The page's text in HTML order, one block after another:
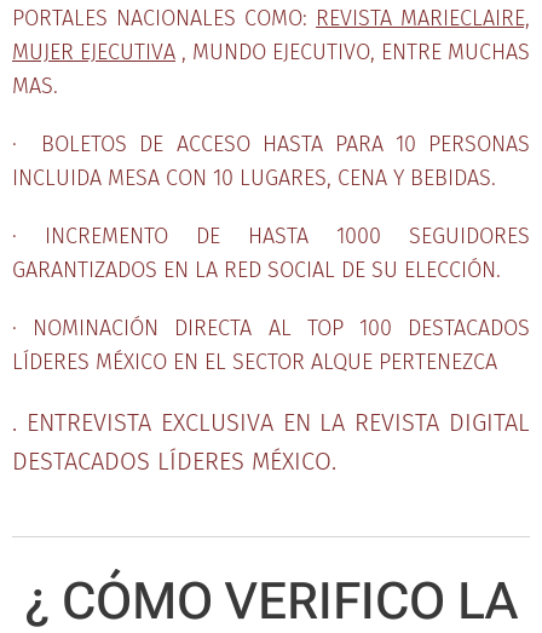
PORTALES NACIONALES COMO: REVISTA MARIECLAIRE,
MUJER EJECUTIVA , MUNDO EJECUTIVO, ENTRE MUCHAS
MAS.
· BOLETOS DE ACCESO HASTA PARA 10 PERSONAS
INCLUIDA MESA CON 10 LUGARES, CENA Y BEBIDAS.
· INCREMENTO DE HASTA 1000 SEGUIDORES
GARANTIZADOS EN LA RED SOCIAL DE SU ELECCIÓN.
· NOMINACIÓN DIRECTA AL TOP 100 DESTACADOS
LÍDERES MÉXICO EN EL SECTOR ALQUE PERTENEZCA
. ENTREVISTA EXCLUSIVA EN LA REVISTA DIGITAL
DESTACADOS LÍDERES MÉXICO.
¿ CÓMO VERIFICO LA